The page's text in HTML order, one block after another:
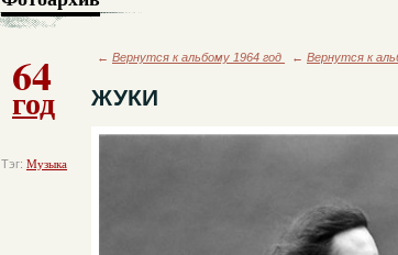
64
год
Тэг: Музыка
← Вернутся к альбому 1964 год ← Вернутся к
ЖУКИ